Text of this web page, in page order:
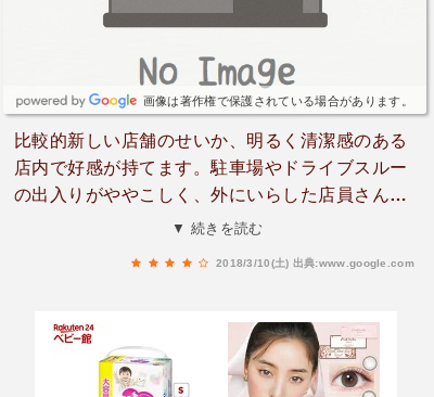
画像は著作権で保護されている場合があります。
比較的新しい店舗のせいか、明るく清潔感のある
店内で好感が持てます。駐車場やドライブスルー
の出入りがややこしく、外にいらした店員さんや
警備員さんの誘導が分かりづらいのが残念。
▼ 続きを読む
2018/3/10(土) 出典:www.google.com